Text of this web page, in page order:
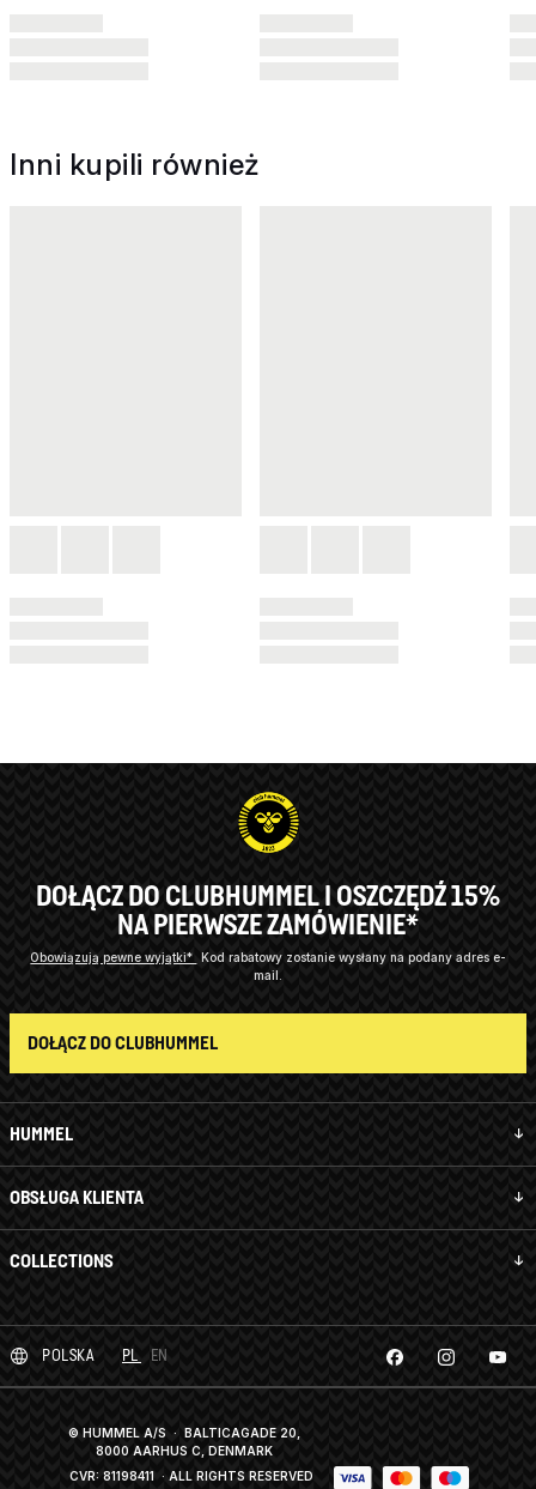
Inni kupili również
HUMMEL
OBSŁUGA KLIENTA
COLLECTIONS
DOŁĄCZ DO CLUBHUMMEL I OSZCZĘDŹ 15%
NA PIERWSZE ZAMÓWIENIE*
Obowiązują pewne wyjątki* Kod rabatowy zostanie wysłany na podany adres e-
mail.
DOŁĄCZ DO CLUBHUMMEL
POLSKA PL EN
© HUMMEL A/S · BALTICAGADE 20,
8000 AARHUS C, DENMARK
CVR: 81198411 · ALL RIGHTS RESERVED